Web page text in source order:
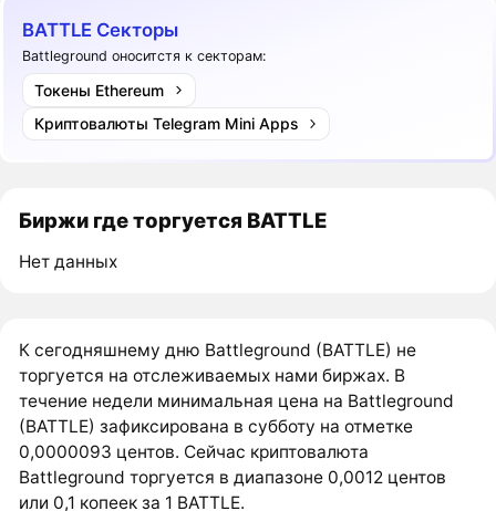
BATTLE Секторы
Battleground оноситстя к секторам:
Токены Ethereum
Криптовалюты Telegram Mini Apps
Биржи где торгуется BATTLE
Нет данных
К сегодняшнему дню Battleground (BATTLE) не
торгуется на отслеживаемых нами биржах. В
течение недели минимальная цена на Battleground
(BATTLE) зафиксирована в субботу на отметке
0,0000093 центов. Сейчас криптовалюта
Battleground торгуется в диапазоне 0,0012 центов
или 0,1 копеек за 1 BATTLE.